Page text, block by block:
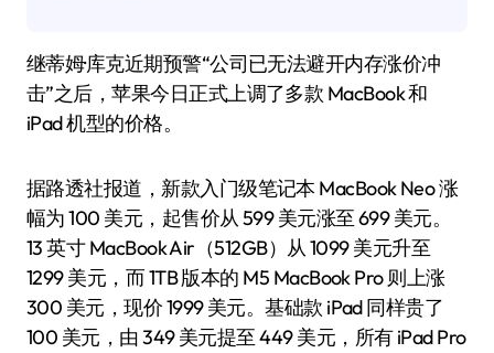
继蒂姆·库克近期预警“公司已无法避开内存涨价冲
击”之后，苹果今日正式上调了多款 MacBook 和
iPad 机型的价格。
据路透社报道，新款入门级笔记本 MacBook Neo 涨
幅为 100 美元，起售价从 599 美元涨至 699 美元。
13 英寸 MacBook Air（512GB）从 1099 美元升至
1299 美元，而 1TB 版本的 M5 MacBook Pro 则上涨
300 美元，现价 1999 美元。基础款 iPad 同样贵了
100 美元，由 349 美元提至 449 美元，所有 iPad Pro